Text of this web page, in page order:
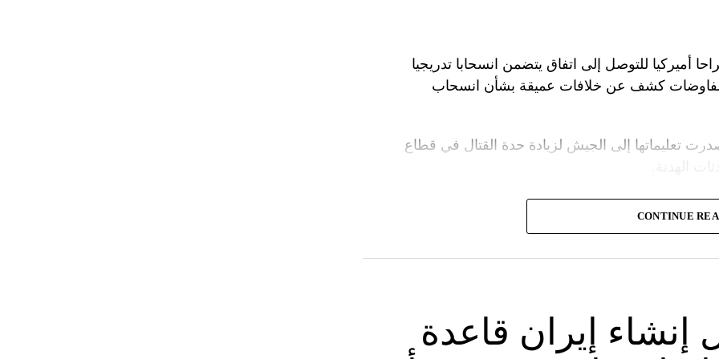
أميركيا للتوصل إلى اتفاق يتضمن انسحابا تدريجيا
كشف عن خلافات عميقة بشأن انسحاب
تعليماتها إلى الجيش لزيادة حدة القتال في قطاع
الأمنية تقدّر أن يمارس وزير الخارجية الأميركية،
تصر على الاحتفاظ بقدرتها على العودة إلى
بشكل تام.
أنتوني بلينكن إلى إسرائيل في جولة هي
CONTINUE
إنشاء إيران قاعدة